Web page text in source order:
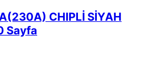
CHIPLİ SİYAH
Sayfa